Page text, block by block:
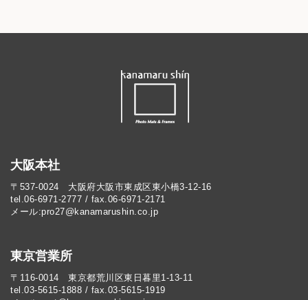
大阪本社
〒537-0024 大阪府大阪市東成区東小橋3-12-16
tel.06-6971-2777 / fax.06-6971-2171
メール:pro27@kanamarushin.co.jp​
東京営業所
〒116-0014 東京都荒川区東日暮里1-13-11
tel.03-5615-1888 / fax.03-5615-1919